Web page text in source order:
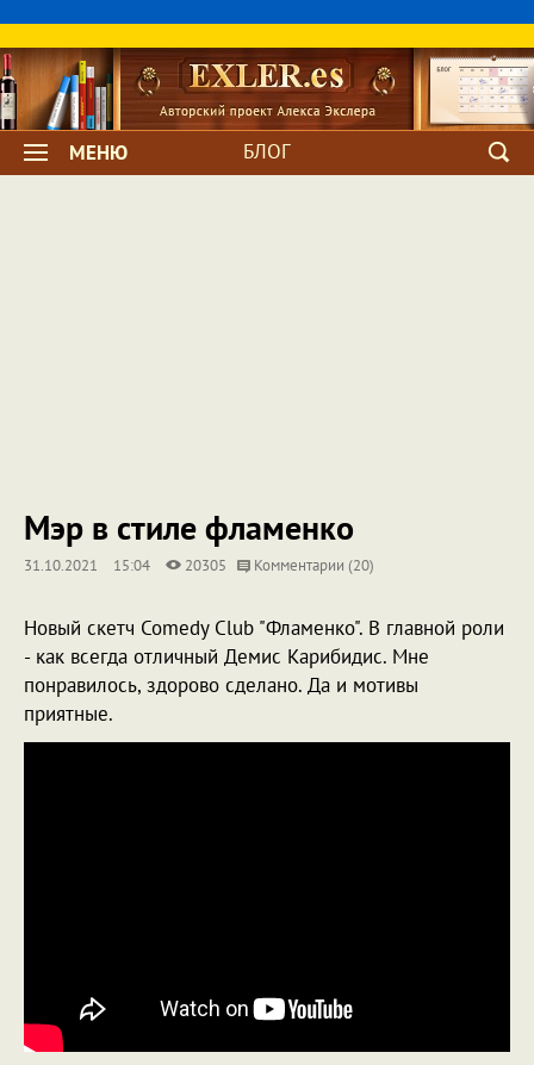
МЕНЮ БЛОГ
Мэр в стиле фламенко
31.10.2021 15:04 20305 Комментарии (20)
Новый скетч Comedy Club "Фламенко". В главной роли
- как всегда отличный Демис Карибидис. Мне
понравилось, здорово сделано. Да и мотивы
приятные.